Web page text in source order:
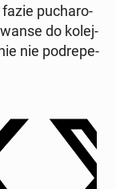
fazie pu­cha­ro­
do ko­lej­
nie pod­re­pe­